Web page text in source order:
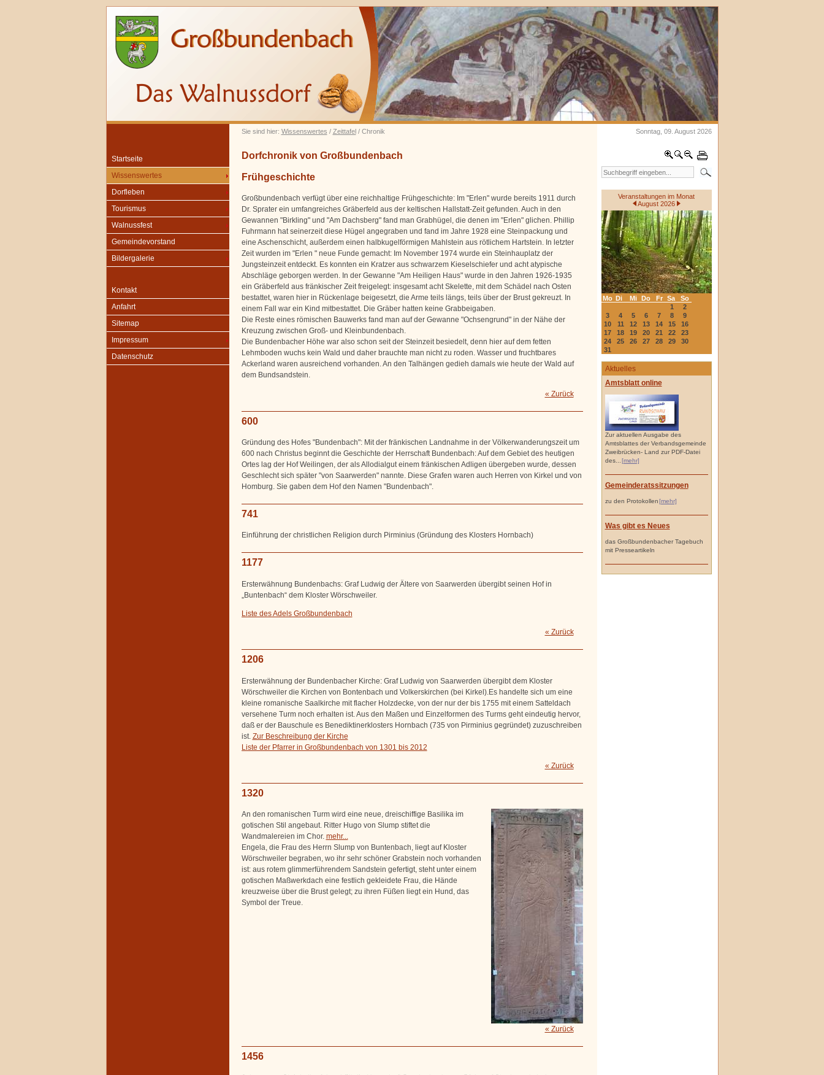
Sie sind hier: Wissenswertes / Zeittafel/ Chronik Sonntag, 09. August 2026
Startseite
Wissenswertes
Dorfleben
Tourismus
Walnussfest
Gemeindevorstand
Bildergalerie
Kontakt
Anfahrt
Sitemap
Impressum
Datenschutz
Veranstaltungen im Monat
August 2026
Mo Di Mi Do Fr Sa
So
1
2
3
4 5 6 7 8
9
10
11 12 13 14 15
16
17
18 19 20 21 22
23
24
25 26 27 28 29
30
31
Aktuelles
Amtsblatt online
Zur aktuellen Ausgabe des
Amtsblattes der Verbandsgemeinde
Zweibrücken- Land zur PDF-Datei
des...
[mehr]
Gemeinderatssitzungen
zu den Protokollen[mehr]
Was gibt es Neues
das Großbundenbacher Tagebuch
mit Presseartikeln
Dorfchronik von Großbundenbach
Frühgeschichte
Großbundenbach verfügt über eine reichhaltige Frühgeschichte: Im "Erlen" wurde bereits 1911 durch
Dr. Sprater ein umfangreiches Gräberfeld aus der keltischen Hallstatt-Zeit gefunden. Auch in den
Gewannen "Birkling" und "Am Dachsberg" fand man Grabhügel, die denen im "Erlen" glichen. Phillip
Fuhrmann hat seinerzeit diese Hügel angegraben und fand im Jahre 1928 eine Steinpackung und
eine Aschenschicht, außerdem einen halbkugelförmigen Mahlstein aus rötlichem Hartstein. In letzter
Zeit wurden im "Erlen " neue Funde gemacht: Im November 1974 wurde ein Steinhauplatz der
Jungsteinzeit entdeckt. Es konnten ein Kratzer aus schwarzem Kieselschiefer und acht atypische
Abschläge geborgen werden. In der Gewanne "Am Heiligen Haus" wurde in den Jahren 1926-1935
ein Gräberfeld aus fränkischer Zeit freigelegt: insgesamt acht Skelette, mit dem Schädel nach Osten
bestattet, waren hier in Rückenlage beigesetzt, die Arme teils längs, teils über der Brust gekreuzt. In
einem Fall war ein Kind mitbestattet. Die Gräber hatten keine Grabbeigaben.
Die Reste eines römischen Bauwerks fand man auf der Gewanne "Ochsengrund" in der Nähe der
Kreuzung zwischen Groß- und Kleinbundenbach.
Die Bundenbacher Höhe war also schon seit der Steinzeit besiedelt, denn hier auf dem fetten
Lehmboden wuchs kein Wald und daher brauchte man nicht zu roden. Wasser und fruchtbares
Ackerland waren ausreichend vorhanden. An den Talhängen gedieh damals wie heute der Wald auf
dem Bundsandstein.
« Zurück
600
Gründung des Hofes "Bundenbach": Mit der fränkischen Landnahme in der Völkerwanderungszeit um
600 nach Christus beginnt die Geschichte der Herrschaft Bundenbach: Auf dem Gebiet des heutigen
Ortes lag der Hof Weilingen, der als Allodialgut einem fränkischen Adligen übergeben wurde, dessen
Geschlecht sich später "von Saarwerden" nannte. Diese Grafen waren auch Herren von Kirkel und von
Homburg. Sie gaben dem Hof den Namen "Bundenbach".
741
Einführung der christlichen Religion durch Pirminius (Gründung des Klosters Hornbach)
1177
Ersterwähnung Bundenbachs: Graf Ludwig der Ältere von Saarwerden übergibt seinen Hof in
„Buntenbach“ dem Kloster Wörschweiler.
Liste des Adels Großbundenbach
« Zurück
1206
Ersterwähnung der Bundenbacher Kirche: Graf Ludwig von Saarwerden übergibt dem Kloster
Wörschweiler die Kirchen von Bontenbach und Volkerskirchen (bei Kirkel).Es handelte sich um eine
kleine romanische Saalkirche mit flacher Holzdecke, von der nur der bis 1755 mit einem Satteldach
versehene Turm noch erhalten ist. Aus den Maßen und Einzelformen des Turms geht eindeutig hervor,
daß er der Bauschule es Benediktinerklosters Hornbach (735 von Pirminius gegründet) zuzuschreiben
ist. Zur Beschreibung der Kirche
Liste der Pfarrer in Großbundenbach von 1301 bis 2012
« Zurück
1320
An den romanischen Turm wird eine neue, dreischiffige Basilika im
gotischen Stil angebaut. Ritter Hugo von Slump stiftet die
Wandmalereien im Chor. mehr...
Engela, die Frau des Herrn Slump von Buntenbach, liegt auf Kloster
Wörschweiler begraben, wo ihr sehr schöner Grabstein noch vorhanden
ist: aus rotem glimmerführendem Sandstein gefertigt, steht unter einem
gotischen Maßwerkdach eine festlich gekleidete Frau, die Hände
kreuzweise über die Brust gelegt; zu ihren Füßen liegt ein Hund, das
Symbol der Treue.
« Zurück
1456